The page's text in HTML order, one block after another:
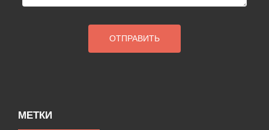
МЕТКИ